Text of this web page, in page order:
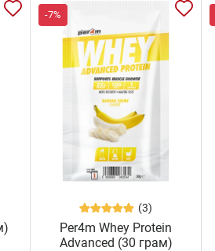
-7%
(3)
Per4m Whey Protein
Advanced (30 грам)